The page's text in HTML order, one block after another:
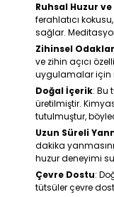
Ruhsal Huzur
ferahlatıcı
sağlar.
Zihinsel
ve zihin açıcı
uygulamalar için
Doğal İçerik: Bu
üretilmiştir.
tutulmuştur,
Uzun Süreli
dakika
huzur deneyimi
Çevre Dostu:
tütsüler çevre